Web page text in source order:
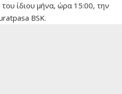
ίδιου μήνα, ώρα 15:00, την
BSK.